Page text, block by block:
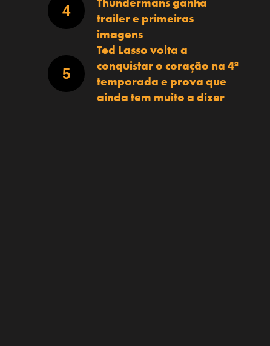
trailer e primeiras
imagens
Ted Lasso volta a
conquistar o coração na 4ª
temporada e prova que
ainda tem muito a dizer